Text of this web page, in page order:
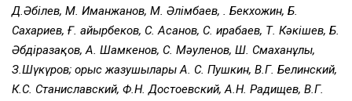
Д.Әбілев, М. Иманжанов, М. Әлімбаев, Қ. Бекхожин, Б.
Сахариев, Ғ. Қайырбеков, С. Асанов, С. Қирабаев, Т. Кәкішев, Б.
Әбдіразақов, А. Шамкенов, С. Мәуленов, Ш. Смаханұлы,
З.Шүкүров; орыс жазушылары А. С. Пушкин, В.Г. Белинский,
К.С. Станиславский, Ф.Н. Достоевский, А.Н. Радищев, В.Г.